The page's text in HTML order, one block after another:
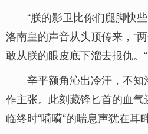
“朕的影卫比你们腿脚快
洛南皇的声音从头顶传来，“
敢从朕的眼皮底下溜去报仇。“
辛平额角沁出冷汗，不
作主张。此刻藏锋匕首的血
临终时“嗬嗬“的喘息声犹在耳畔